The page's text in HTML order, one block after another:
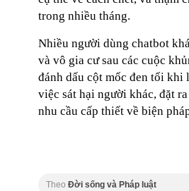
trong nhiều tháng.
Nhiều người dùng chatbot
và vô gia cư sau các cuộc
đánh dấu cột mốc đen tối khi
việc sát hại người khác, đặt
nhu cầu cấp thiết về biện
Theo Đời sống và Pháp luật